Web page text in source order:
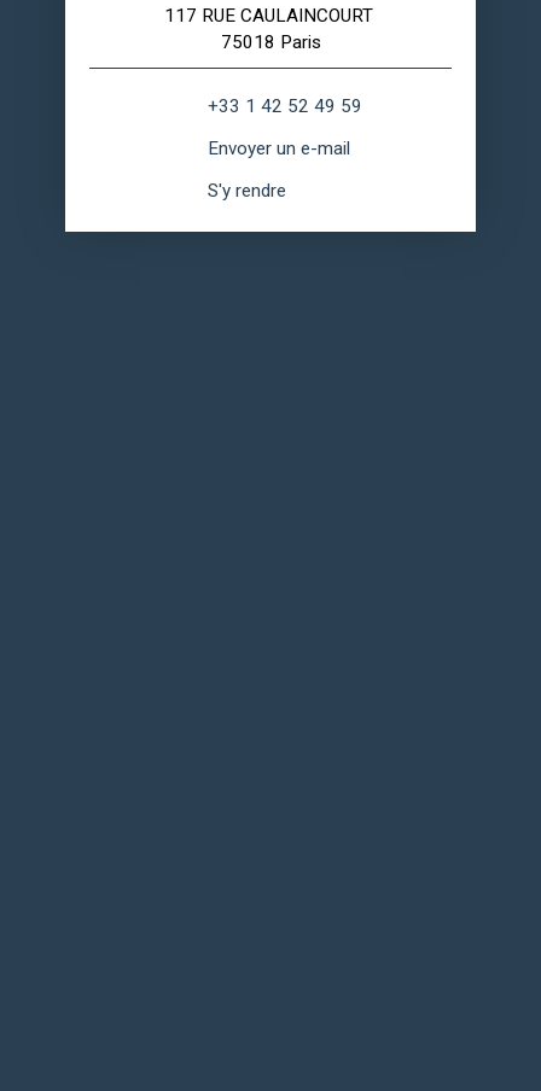
117 RUE CAULAINCOURT
75018 Paris
+33 1 42 52 49 59
Envoyer un e-mail
S'y rendre